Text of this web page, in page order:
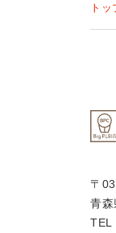
トッ
〒
青
TEL